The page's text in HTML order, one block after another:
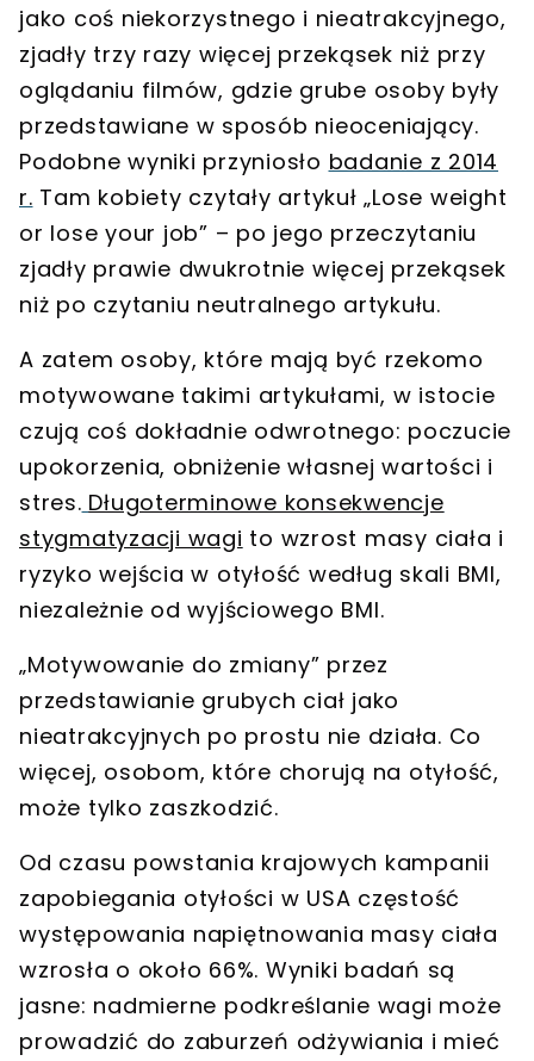
jako coś niekorzystnego i nieatrakcyjnego,
zjadły trzy razy więcej przekąsek niż przy
oglądaniu filmów, gdzie grube osoby były
przedstawiane w sposób nieoceniający.
Podobne wyniki przyniosło badanie z 2014
r. Tam kobiety czytały artykuł „Lose weight
or lose your job” – po jego przeczytaniu
zjadły prawie dwukrotnie więcej przekąsek
niż po czytaniu neutralnego artykułu.
A zatem osoby, które mają być rzekomo
motywowane takimi artykułami, w istocie
czują coś dokładnie odwrotnego: poczucie
upokorzenia, obniżenie własnej wartości i
stres. Długoterminowe konsekwencje
stygmatyzacji wagi to wzrost masy ciała i
ryzyko wejścia w otyłość według skali BMI,
niezależnie od wyjściowego BMI.
„Motywowanie do zmiany” przez
przedstawianie grubych ciał jako
nieatrakcyjnych po prostu nie działa. Co
więcej, osobom, które chorują na otyłość,
może tylko zaszkodzić.
Od czasu powstania krajowych kampanii
zapobiegania otyłości w USA częstość
występowania napiętnowania masy ciała
wzrosła o około 66%. Wyniki badań są
jasne: nadmierne podkreślanie wagi może
prowadzić do zaburzeń odżywiania i mieć